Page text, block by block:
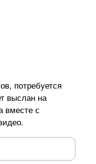
«Хай-тек»,
на столбы
проектирования
создать проект,
соответствующие
пролетами. Кроме
столбов у нас.
в выбранный
забора и столбов
потребуется
выслан на
вместе с